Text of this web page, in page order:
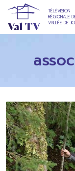
TÉLÉVISION
RÉGIONALE
VALLÉE DE